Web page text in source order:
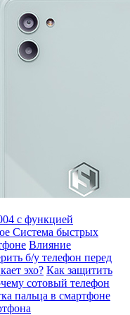
с функцией
Система быстрых
Влияние
б/у телефон перед
эхо? Как защитить
сотовый телефон
пальца в смартфоне